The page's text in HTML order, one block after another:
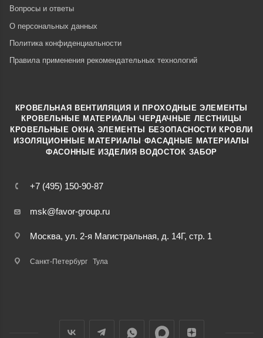
Вопросы и ответы
О персональных данных
Политика конфиденциальности
Правила применения рекомендательных технологий
+7 (495) 150-90-87
msk@favor-group.ru
Москва, ул. 2-я Магистральная, д. 14Г, стр. 1
Санкт-Петербург Тула
КРОВЕЛЬНАЯ ВЕНТИЛЯЦИЯ И ПРОХОДНЫЕ ЭЛЕМЕНТЫ
КРОВЕЛЬНЫЕ МАТЕРИАЛЫ ·ЧЕРДАЧНЫЕ ЛЕСТНИЦЫ
КРОВЕЛЬНЫЕ ОКНА ·ЭЛЕМЕНТЫ БЕЗОПАСНОСТИ КРОВЛИ
ИЗОЛЯЦИОННЫЕ МАТЕРИАЛЫ ·ФАСАДНЫЕ МАТЕРИАЛЫ
ФАСОННЫЕ ИЗДЕЛИЯ ·ВОДОСТОК ·ЗАБОР